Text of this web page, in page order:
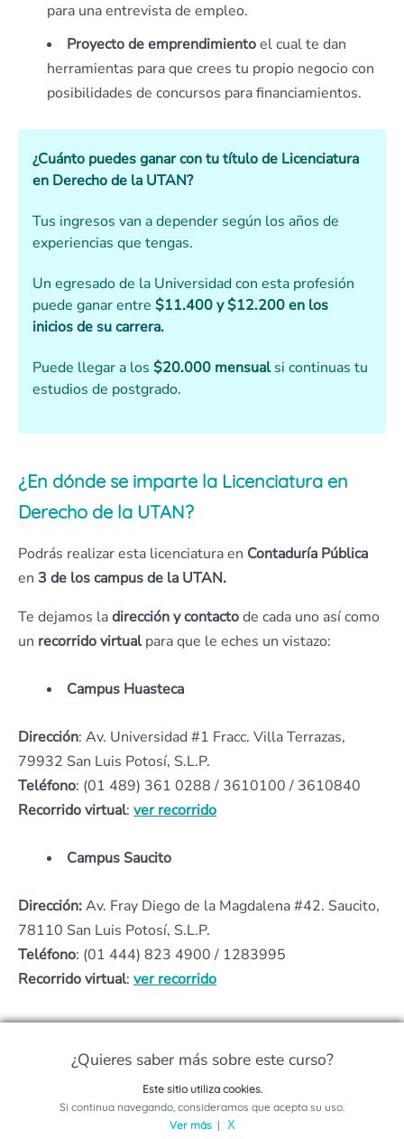
para una entrevista de empleo.
Proyecto de emprendimientoel cual te dan
herramientas para que crees tu propio negocio con
posibilidades de concursos para financiamientos.
¿Cuánto puedes ganar con tu título de Licenciatura
en Derecho de la UTAN?
Tus ingresos van a depender según los años de
experiencias que tengas.
Un egresado de la Universidad con esta profesión
puede ganar entre $11.400 y $12.200 en los
inicios de su carrera.
Puede llegar a los $20.000 mensualsi continuas tu
estudios de postgrado.
¿En dónde se imparte la Licenciatura en
Derecho de la UTAN?
Podrás realizar esta licenciatura en Contaduría Pública
en 3 de los campus de la UTAN.
Te dejamos ladirección y contactode cada uno así como
un recorrido virtualpara que le eches un vistazo:
Campus Huasteca
Dirección: Av. Universidad #1 Fracc. Villa Terrazas,
79932 San Luis Potosí, S.L.P.
Teléfono: (01 489) 361 0288 / 3610100 / 3610840
Recorrido virtual: ver recorrido
Campus Saucito
Dirección:Av. Fray Diego de la Magdalena #42. Saucito,
78110 San Luis Potosí, S.L.P.
Teléfono: (01 444) 823 4900 / 1283995
Recorrido virtual: ver recorrido
Licenciatura en Derecho de la UTAN?
Esta modalidad la imparten desde la plataforma virtual
” de la red de Universidades Aliat.
¿Quieres saber más sobre este curso?
Solicita información sobre este programa
Este sitio utiliza cookies.
Si continua navegando, consideramos que acepta su uso.
Ver más| X